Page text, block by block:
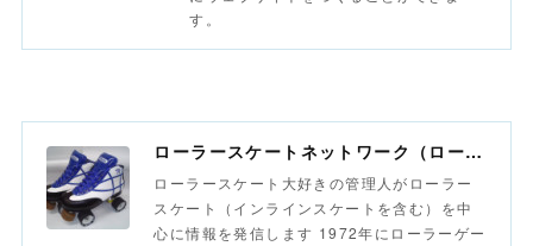
す。
ローラースケートネットワーク（ローラースポーツネットワーク）
ローラースケート大好きの管理人がローラー
スケート（インラインスケートを含む）を中
心に情報を発信します 1972年にローラーゲー